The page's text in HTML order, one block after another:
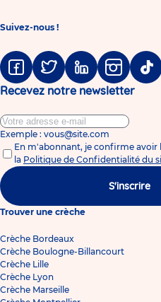
Suivez-nous !
FacebookTwitter LinkedinInstagramTiktok
Recevez notre newsletter
Exemple : vous@site.com
En m'abonnant, je confirme avoir
la Politique de Confidentialité du
S'inscrire
Trouver une crèche
Crèche Bordeaux
Crèche Boulogne-Billancourt
Crèche Lille
Crèche Lyon
Crèche Marseille